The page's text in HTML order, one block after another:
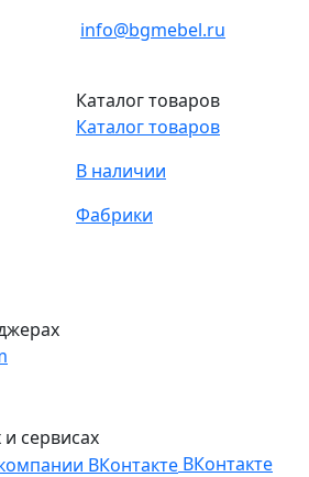
info@bgmebel.ru
Каталог товаров
Каталог товаров
В наличии
Фабрики
сервисах
ВКонтакте